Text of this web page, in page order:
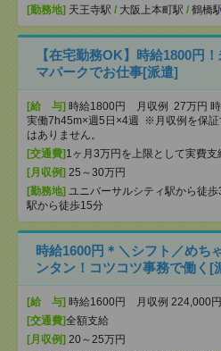
[勤務地] 天王寺駅 / 大阪上本町駅 / 鶴橋
【在宅勤務OK】時給1800円
マパークでお仕事[派遣]
[給 与] 時給1800円 月収例 27万円
実働7h45m×週5日×4週 ※月収例を保証
はありません。
[交通費] 1ヶ月3万円を上限として実費支
[月収例] 25～30万円
[勤務地] ユニバーサルシティ駅から徒歩
駅から徒歩15分
時給1600円＊＼シフト／めち
ンタン！コツコツ事務で働く[
[給 与] 時給1600円 月収例 224,000円
[交通費]全額支給
[月収例] 20～25万円